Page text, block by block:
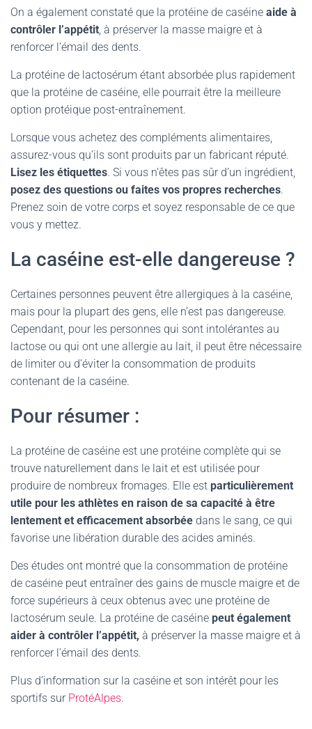
On a également constaté que la protéine de caséine aide à
contrôler l’appétit, à préserver la masse maigre et à
renforcer l’émail des dents.
La protéine de lactosérum étant absorbée plus rapidement
que la protéine de caséine, elle pourrait être la meilleure
option protéique post-entraînement.
Lorsque vous achetez des compléments alimentaires,
assurez-vous qu’ils sont produits par un fabricant réputé.
Lisez les étiquettes. Si vous n’êtes pas sûr d’un ingrédient,
posez des questions ou faites vos propres recherches.
Prenez soin de votre corps et soyez responsable de ce que
vous y mettez.
La caséine est-elle dangereuse ?
Certaines personnes peuvent être allergiques à la caséine,
mais pour la plupart des gens, elle n’est pas dangereuse.
Cependant, pour les personnes qui sont intolérantes au
lactose ou qui ont une allergie au lait, il peut être nécessaire
de limiter ou d’éviter la consommation de produits
contenant de la caséine.
Pour résumer :
La protéine de caséine est une protéine complète qui se
trouve naturellement dans le lait et est utilisée pour
produire de nombreux fromages. Elle est particulièrement
utile pour les athlètes en raison de sa capacité à être
lentement et efficacement absorbée dans le sang, ce qui
favorise une libération durable des acides aminés.
Des études ont montré que la consommation de protéine
de caséine peut entraîner des gains de muscle maigre et de
force supérieurs à ceux obtenus avec une protéine de
lactosérum seule. La protéine de caséine peut également
aider à contrôler l’appétit, à préserver la masse maigre et à
renforcer l’émail des dents.
Plus d’information sur la caséine et son intérêt pour les
sportifs sur ProtéAlpes.